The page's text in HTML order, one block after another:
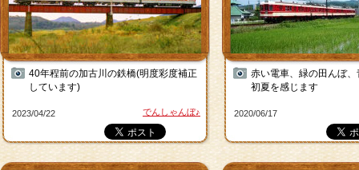
40年程前の加古川の鉄橋(明度彩度補正
しています)
でんしゃんぼ♪
2023/04/22
赤い電車、緑の田んぼ
初夏を感じます
2020/06/17